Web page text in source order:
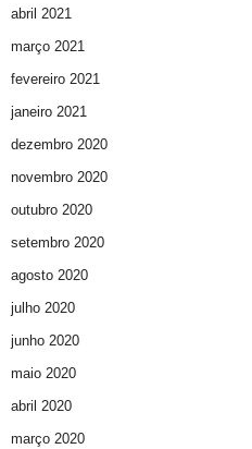
abril 2021
março 2021
fevereiro 2021
janeiro 2021
dezembro 2020
novembro 2020
outubro 2020
setembro 2020
agosto 2020
julho 2020
junho 2020
maio 2020
abril 2020
março 2020